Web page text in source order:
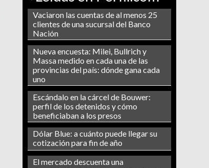
Vaciaron las cuentas de al menos 25
clientes de una sucursal del Banco
Nación
Nueva encuesta: Milei, Bullrich y
Massa medido en cada una de las
provincias del país: dónde gana cada
uno
Escándalo en la cárcel de Bouwer:
perfil de los detenidos y cómo
beneficiaban a los presos
Dólar Blue: a cuánto puede llegar su
cotización para fin de año
El mercado descuenta una